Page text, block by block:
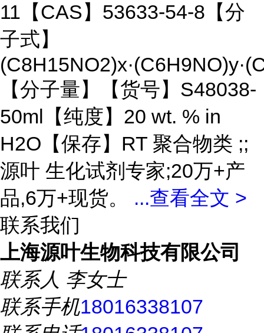
11【CAS】53633-54-8【分
子式】
【分子量】【货号】S48038-
50ml【纯度】20 wt. % in
H2O【保存】RT 聚合物类 ;;
源叶 生化试剂专家;20万+产
品,6万+现货。 ...查看全文 >
联系我们
上海源叶生物科技有限公司
联系人 李女士
联系手机18016338107